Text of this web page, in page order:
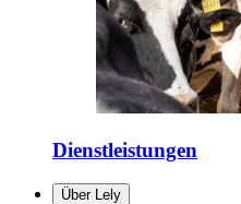
Dienstleistungen
Über Lely